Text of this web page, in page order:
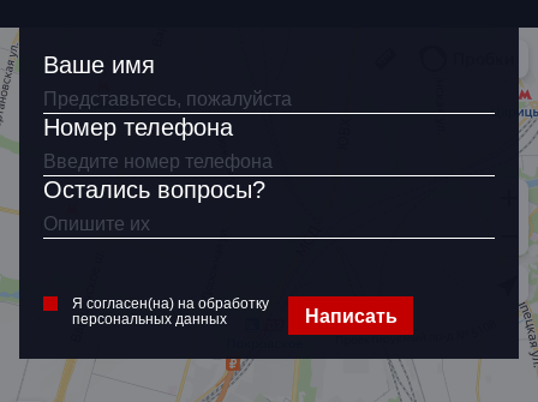
Ваше имя
Номер телефона
Остались вопросы?
Я согласен(на) на обработку
персональных данных
Написать